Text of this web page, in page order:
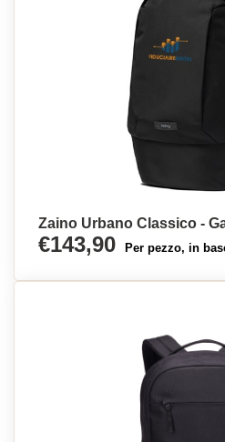
Zaino Urbano Classico -
€143,90 Per pezzo, in